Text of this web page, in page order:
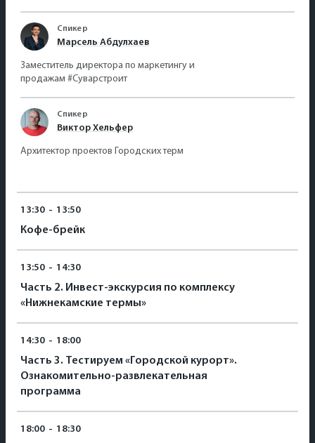
Спикер
Марсель Абдулхаев
Заместитель директора по маркетингу и
продажам #Суварстроит
Спикер
Виктор Хельфер
Архитектор проектов Городских терм
13:30 - 13:50
Кофе-брейк
13:50 - 14:30
Часть 2. Инвест-экскурсия по комплексу
«Нижнекамские термы»
14:30 - 18:00
Часть 3. Тестируем «Городской курорт».
Ознакомительно-развлекательная
программа
18:00 - 18:30